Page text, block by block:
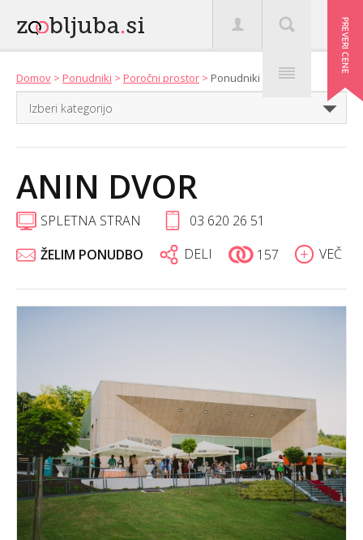
Domov > Ponudniki > Poročni prostor > Ponudniki
ANIN DVOR
SPLETNA STRAN
03 620 26 51
ŽELIM PONUDBO
DELI 157 VEČ